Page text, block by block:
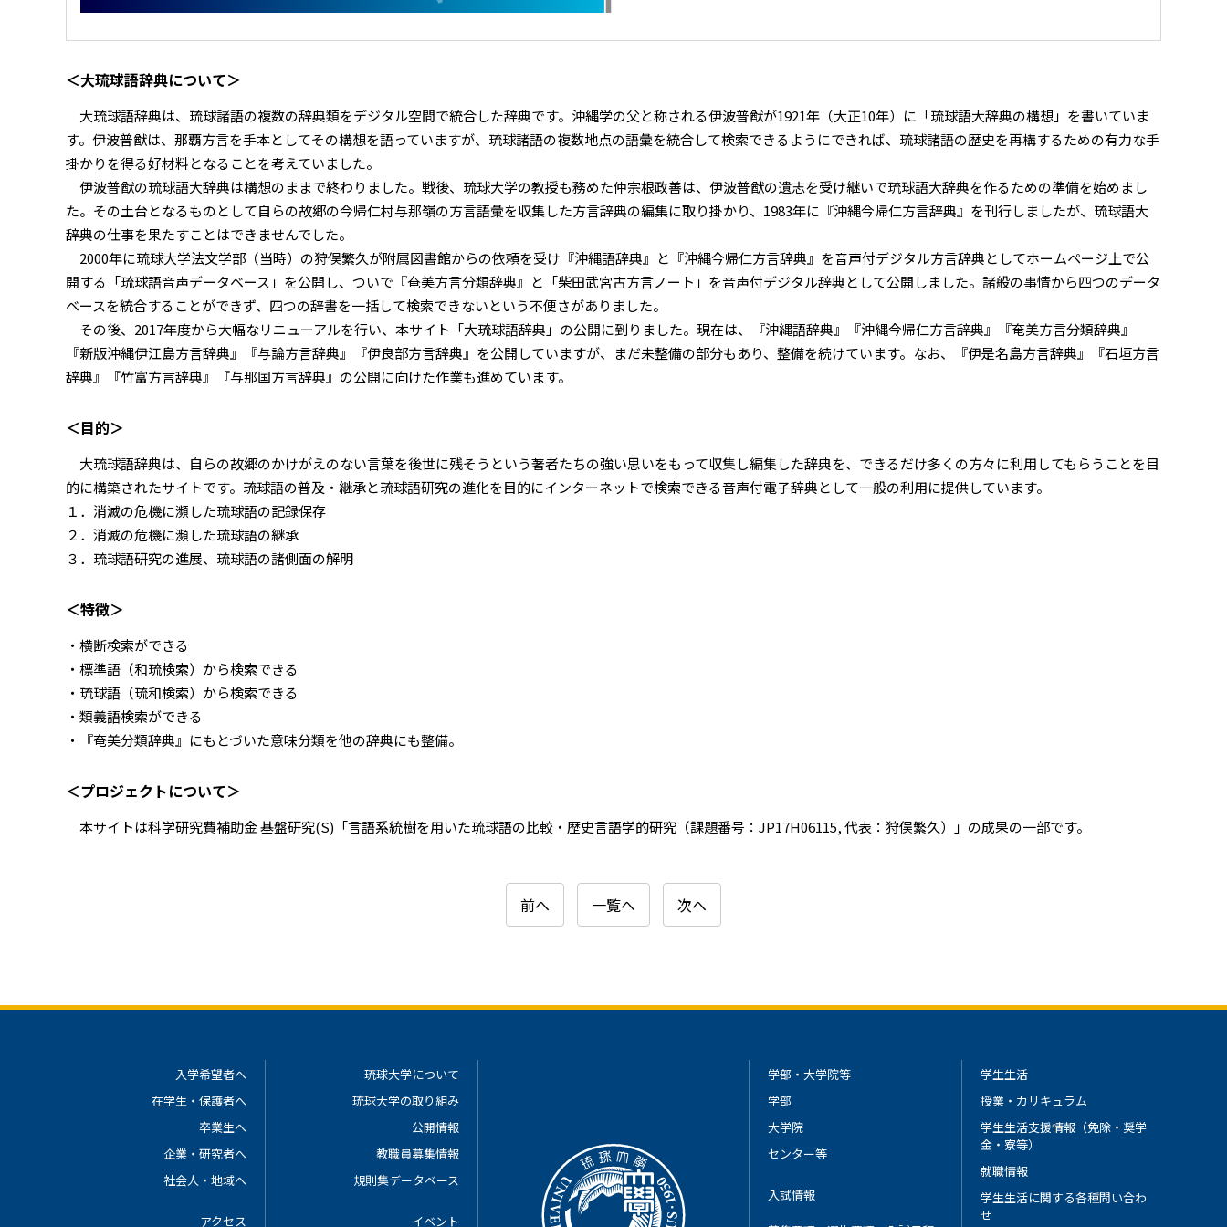
＜大琉球語辞典について＞
大琉球語辞典は、琉球諸語の複数の辞典類をデジタル空間で統合した辞典です。沖縄学の父と称される伊波普猷が1921年（大正10年）に「琉球語大辞典の構想」を書いていま
す。伊波普猷は、那覇方言を手本としてその構想を語っていますが、琉球諸語の複数地点の語彙を統合して検索できるようにできれば、琉球諸語の歴史を再構するための有力な手
掛かりを得る好材料となることを考えていました。
伊波普猷の琉球語大辞典は構想のままで終わりました。戦後、琉球大学の教授も務めた仲宗根政善は、伊波普猷の遺志を受け継いで琉球語大辞典を作るための準備を始めまし
た。その土台となるものとして自らの故郷の今帰仁村与那嶺の方言語彙を収集した方言辞典の編集に取り掛かり、1983年に『沖縄今帰仁方言辞典』を刊行しましたが、琉球語大
辞典の仕事を果たすことはできませんでした。
2000年に琉球大学法文学部（当時）の狩俣繁久が附属図書館からの依頼を受け『沖縄語辞典』と『沖縄今帰仁方言辞典』を音声付デジタル方言辞典としてホームページ上で公
開する「琉球語音声データベース」を公開し、ついで『奄美方言分類辞典』と「柴田武宮古方言ノート」を音声付デジタル辞典として公開しました。諸般の事情から四つのデータ
ベースを統合することができず、四つの辞書を一括して検索できないという不便さがありました。
その後、2017年度から大幅なリニューアルを行い、本サイト「大琉球語辞典」の公開に到りました。現在は、『沖縄語辞典』『沖縄今帰仁方言辞典』『奄美方言分類辞典』
『新版沖縄伊江島方言辞典』『与論方言辞典』『伊良部方言辞典』を公開していますが、まだ未整備の部分もあり、整備を続けています。なお、『伊是名島方言辞典』『石垣方言
辞典』『竹富方言辞典』『与那国方言辞典』の公開に向けた作業も進めています。
＜目的＞
大琉球語辞典は、自らの故郷のかけがえのない言葉を後世に残そうという著者たちの強い思いをもって収集し編集した辞典を、できるだけ多くの方々に利用してもらうことを目
的に構築されたサイトです。琉球語の普及・継承と琉球語研究の進化を目的にインターネットで検索できる音声付電子辞典として一般の利用に提供しています。
１．消滅の危機に瀕した琉球語の記録保存
２．消滅の危機に瀕した琉球語の継承
３．琉球語研究の進展、琉球語の諸側面の解明
＜特徴＞
・横断検索ができる
・標準語（和琉検索）から検索できる
・琉球語（琉和検索）から検索できる
・類義語検索ができる
・『奄美分類辞典』にもとづいた意味分類を他の辞典にも整備。
＜プロジェクトについて＞
本サイトは科学研究費補助金 基盤研究(S)「言語系統樹を用いた琉球語の比較・歴史言語学的研究（課題番号：JP17H06115, 代表：狩俣繁久）」の成果の一部です。
前へ 一覧へ 次へ
入学希望者へ
在学生・保護者へ
卒業生へ
企業・研究者へ
社会人・地域へ
アクセス
琉球大学について
琉球大学の取り組み
公開情報
教職員募集情報
規則集データベース
イベント
学部・大学院等
学部
大学院
センター等
入試情報
学生生活
授業・カリキュラム
学生生活支援情報（免除・奨学
金・寮等）
就職情報
学生生活に関する各種問い合わ
せ